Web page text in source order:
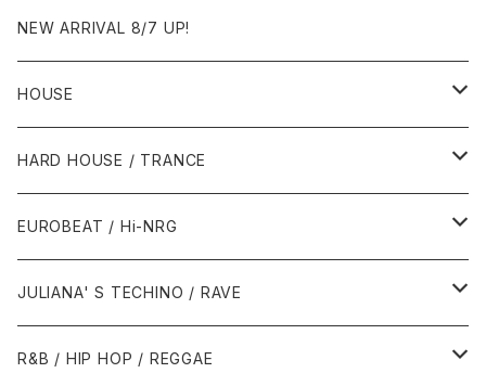
NEW ARRIVAL 8/7 UP!
HOUSE
1980年代
1987年・以前
1988年
1990年代
1990年
1991年
2000年代
2000年
2010年代
HARD HOUSE / TRANCE
1990年代
1994年・以前
1995年
2000年代
2000年
EUROBEAT / Hi-NRG
1980年代
1986年・以前
1990年代
JULIANA' S TECHINO / RAVE
1990年代
R&B / HIP HOP / REGGAE